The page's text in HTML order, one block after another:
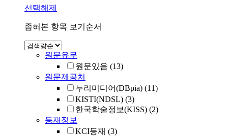
선택해제
좁혀본 항목 보기순서
원문유무
원문있음 (13)
원문제공처
누리미디어(DBpia) (11)
KISTI(NDSL) (3)
한국학술정보(KISS) (2)
등재정보
KCI등재 (3)